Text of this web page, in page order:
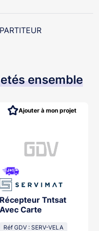
ensemble
Récepteur Tntsat
Avec Carte
Réf GDV : SERV-VELA
Ajouter à mon projet